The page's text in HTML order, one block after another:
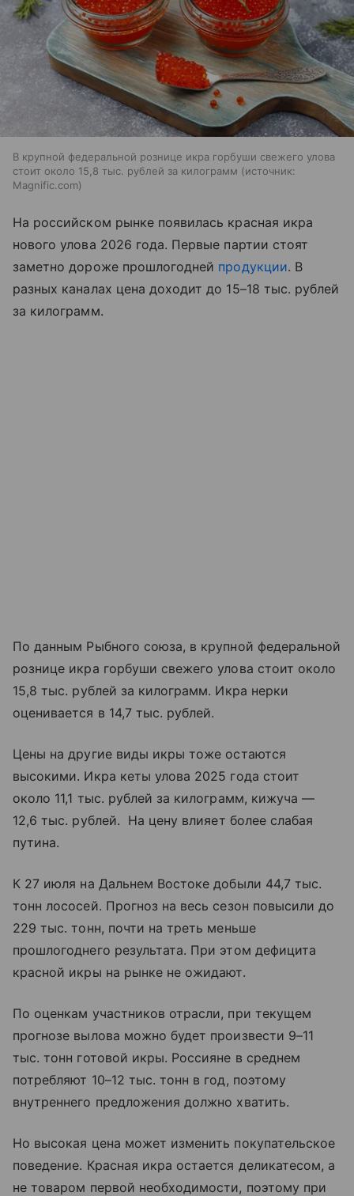
В крупной федеральной рознице икра горбуши свежего улова
стоит около 15,8 тыс. рублей за килограмм
источник:
Magnific.com
На российском рынке появилась красная икра
нового улова 2026 года. Первые партии стоят
заметно дороже прошлогодней продукции. В
разных каналах цена доходит до 15–18 тыс. рублей
за килограмм.
По данным Рыбного союза, в крупной федеральной
рознице икра горбуши свежего улова стоит около
15,8 тыс. рублей за килограмм. Икра нерки
оценивается в 14,7 тыс. рублей.
Цены на другие виды икры тоже остаются
высокими. Икра кеты улова 2025 года стоит
около 11,1 тыс. рублей за килограмм, кижуча —
12,6 тыс. рублей. На цену влияет более слабая
путина.
К 27 июля на Дальнем Востоке добыли 44,7 тыс.
тонн лососей. Прогноз на весь сезон повысили до
229 тыс. тонн, почти на треть меньше
прошлогоднего результата. При этом дефицита
красной икры на рынке не ожидают.
По оценкам участников отрасли, при текущем
прогнозе вылова можно будет произвести 9–11
тыс. тонн готовой икры. Россияне в среднем
потребляют 10–12 тыс. тонн в год, поэтому
внутреннего предложения должно хватить.
Но высокая цена может изменить покупательское
поведение. Красная икра остается деликатесом, а
не товаром первой необходимости, поэтому при